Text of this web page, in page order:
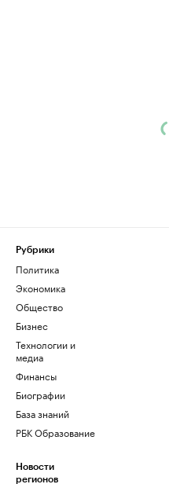
Рубрики
Политика
Экономика
Общество
Бизнес
Технологии и
медиа
Финансы
Биографии
База знаний
РБК Образование
Новости
регионов